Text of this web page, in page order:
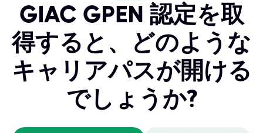
GIAC GPEN 認定を取
得すると、どのような
キャリアパスが開ける
でしょうか?